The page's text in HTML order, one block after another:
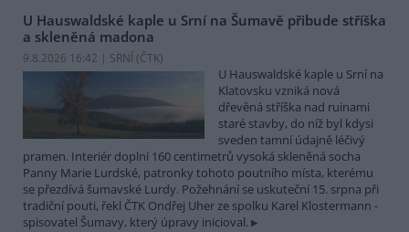
U Hauswaldské kaple u Srní na Šumavě přibude stříška
a skleněná madona
9.8.2026 16:42 | SRNÍ (ČTK)
U Hauswaldské kaple u Srní na
Klatovsku vzniká nová
dřevěná stříška nad ruinami
staré stavby, do níž byl kdysi
sveden tamní údajně léčivý
pramen. Interiér doplní 160 centimetrů vysoká skleněná socha
Panny Marie Lurdské, patronky tohoto poutního místa, kterému
se přezdívá šumavské Lurdy. Požehnání se uskuteční 15. srpna při
tradiční pouti, řekl ČTK Ondřej Uher ze spolku Karel Klostermann -
spisovatel Šumavy, který úpravy inicioval.